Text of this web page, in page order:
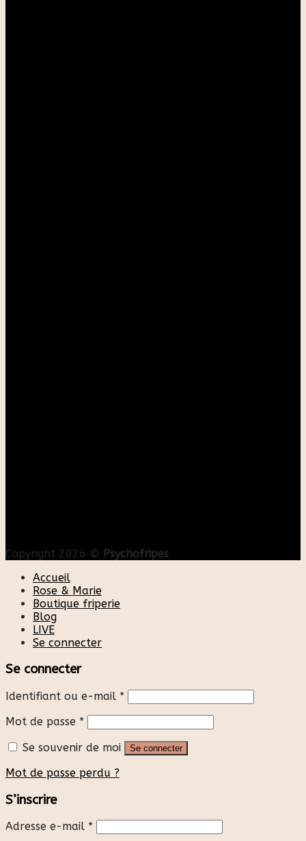
Copyright 2026 © Psychofripes
Accueil
Rose & Marie
Boutique friperie
Blog
LIVE
Se connecter
Se connecter
Identifiant ou e-mail *
Mot de passe *
Se souvenir de moi
Se connecter
Mot de passe perdu ?
S’inscrire
Adresse e-mail *